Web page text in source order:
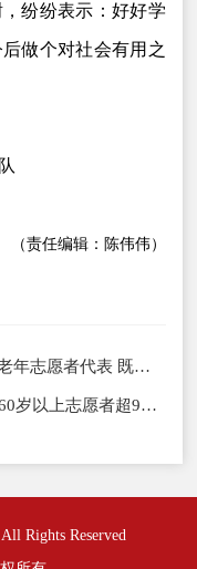
纷纷表示：好好学
做个对社会有用之
（责任编辑：陈伟伟）
有所为 为推进中国式现代化贡献“银发力量”
以上志愿者超9万人
Rights Reserved